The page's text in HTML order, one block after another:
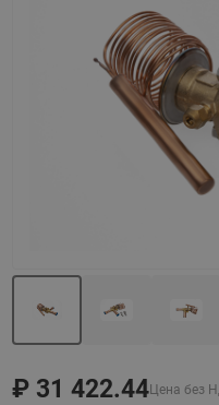
₽ 31 422.44Цена без